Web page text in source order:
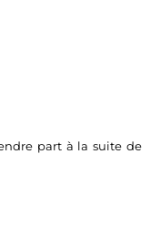
part à la suite de